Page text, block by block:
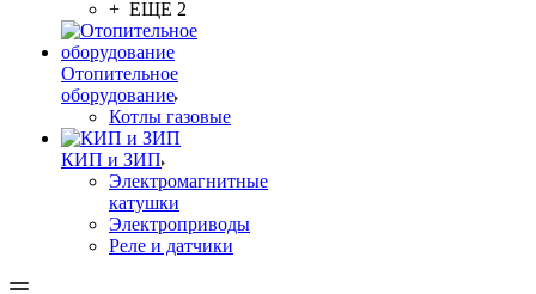
+ ЕЩЕ 2
Отопительное
оборудование
Котлы газовые
КИП и ЗИП
Электромагнитные
катушки
Электроприводы
Реле и датчики